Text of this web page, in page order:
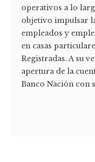
operativos a lo
objetivo impulsar
empleados y
en casas
Registradas. A su
apertura de la
Banco Nación con